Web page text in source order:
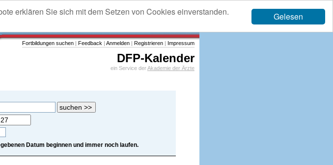
Gelesen
erklären Sie sich mit dem Setzen von Cookies einverstanden.
Fortbildungen suchen | Feedback | Anmelden | Registrieren | Impressum
DFP-Kalender
ein Service derAkademie der Ärzte
Datum beginnen und immer noch laufen.